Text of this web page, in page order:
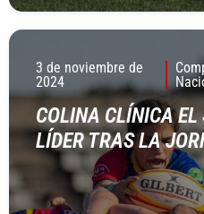
3 de noviembre de
2024
COLINA CLÍNICA
LÍDER TRAS LA